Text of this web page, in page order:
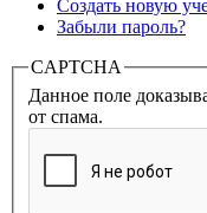
Создать новую
Забыли пароль?
CAPTCHA
Данное поле
от спама.